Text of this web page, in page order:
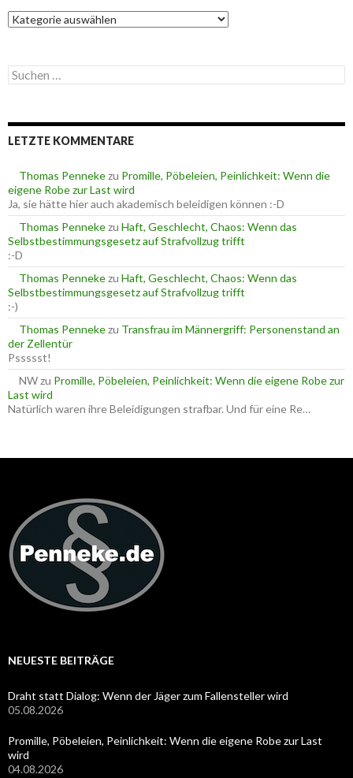
K
a
g
o
n
S
u
e
n
c
h
:
LETZTE KOMMENTARE
Thomas Pennekezu Promille, Pöbeleien, Peinlichkeit: Wenn die
eigene Robe zur Last wird
Ja, sie hätte hier auch akademisch beleidigen können :-D
Thomas Pennekezu Haft, Geschlecht, Chaos: Wenn das
Selbstbestimmungsgesetz auf Strafvollzug trifft
:-D
Thomas Pennekezu Haft, Geschlecht, Chaos: Wenn das
Selbstbestimmungsgesetz auf Strafvollzug trifft
:-)
Thomas Pennekezu Transfrau im Männergriff: Personenstand an
der Zellentür
Pssssst!
NWzu Promille, Pöbeleien, Peinlichkeit: Wenn die eigene Robe zur
Last wird
Natürlich waren ihre Beleidigungen strafbar. Und für eine Re…
NEUESTE BEITRÄGE
Draht statt Dialog: Wenn der Jäger zum Fallensteller wird
05.08.2026
Promille, Pöbeleien, Peinlichkeit: Wenn die eigene Robe zur Last
wird
04.08.2026